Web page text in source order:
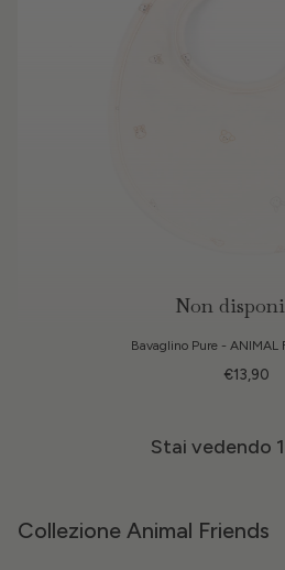
Non
Bavaglino Pure - ANIMAL
€13,90
Stai vedendo
Collezione Animal Friends